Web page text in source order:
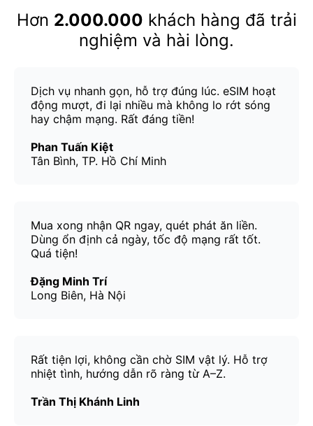
Hơn 2.000.000 khách hàng đã trải
nghiệm và hài lòng.
Dịch vụ nhanh gọn, hỗ trợ đúng lúc. eSIM hoạt
động mượt, đi lại nhiều mà không lo rớt sóng
hay chậm mạng. Rất đáng tiền!
Phan Tuấn Kiệt
Tân Bình, TP. Hồ Chí Minh
Mua xong nhận QR ngay, quét phát ăn liền.
Dùng ổn định cả ngày, tốc độ mạng rất tốt.
Quá tiện!
Đặng Minh Trí
Long Biên, Hà Nội
Rất tiện lợi, không cần chờ SIM vật lý. Hỗ trợ
nhiệt tình, hướng dẫn rõ ràng từ A–Z.
Trần Thị Khánh Linh